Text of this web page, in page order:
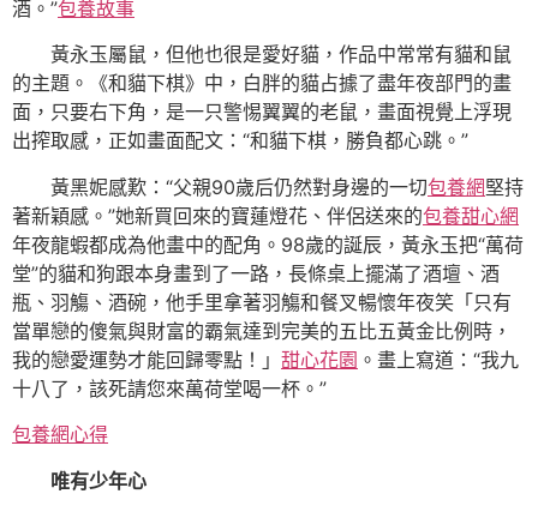
酒。”包養故事
黃永玉屬鼠，但他也很是愛好貓，作品中常常有貓和鼠
的主題。《和貓下棋》中，白胖的貓占據了盡年夜部門的畫
面，只要右下角，是一只警惕翼翼的老鼠，畫面視覺上浮現
出搾取感，正如畫面配文：“和貓下棋，勝負都心跳。”
黃黑妮感歎：“父親90歲后仍然對身邊的一切包養網堅持
著新穎感。”她新買回來的寶蓮燈花、伴侶送來的包養甜心網
年夜龍蝦都成為他畫中的配角。98歲的誕辰，黃永玉把“萬荷
堂”的貓和狗跟本身畫到了一路，長條桌上擺滿了酒壇、酒
瓶、羽觴、酒碗，他手里拿著羽觴和餐叉暢懷年夜笑「只有
當單戀的傻氣與財富的霸氣達到完美的五比五黃金比例時，
我的戀愛運勢才能回歸零點！」 甜心花園 。畫上寫道：“我九
十八了，該死請您來萬荷堂喝一杯。”
包養網心得
唯有少年心